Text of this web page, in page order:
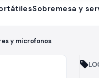
Sobremesa y
y microfonos